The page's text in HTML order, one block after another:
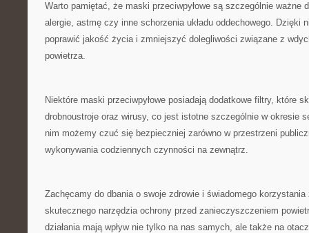
Warto pamiętać, że‌ maski ​przeciwpyłowe są szczególnie ważne
alergie,​ astmę czy inne schorzenia⁢ układu oddechowego. Dzięki
poprawić jakość życia i zmniejszyć dolegliwości związane z
⁣powietrza.
Niektóre maski przeciwpyłowe posiadają dodatkowe ‍filtry, które
drobnoustroje oraz wirusy, co jest istotne szczególnie w okresie
nim możemy czuć się bezpieczniej zarówno w przestrzeni
wykonywania codziennych czynności na zewnątrz.
Zachęcamy do dbania o swoje zdrowie i świadomego korzystania⁤
skutecznego narzędzia ochrony ​przed zanieczyszczeniem
działania mają wpływ‍ nie⁢ tylko na nas samych, ale także na